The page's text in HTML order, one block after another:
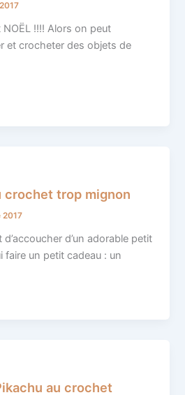
!!!! Alors on peut
et crocheter des objets de
crochet trop mignon
2017
d’un adorable petit
faire un petit cadeau : un
au crochet